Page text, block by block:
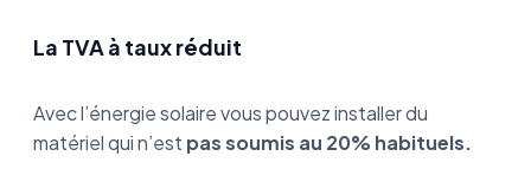
La TVA à taux réduit
Avec l’énergie solaire vous pouvez installer du
matériel qui n’est pas soumis au 20% habituels.